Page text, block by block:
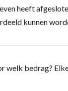
heeft
kunnen
welk bedrag?